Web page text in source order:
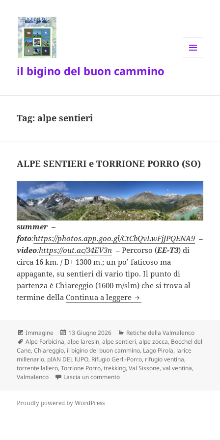
il bigino del buon cammino
Tag: alpe sentieri
ALPE SENTIERI e TORRIONE PORRO (SO)
summer–
foto:https://photos.app.goo.gl/CtCbQvLwFjJPQENA9 –
video:https://out.ac/34EV3n – Percorso (EE-T3) di
circa 16 km. / D+ 1300 m.; un po’ faticoso ma
appagante, su sentieri di vario tipo. Il punto di
partenza è Chiareggio (1600 m/slm) che si trova al
termine dellaContinua a leggere ALPE SENTIERI e
Formato
Immagine
Scritto
il
13 Giugno 2026 Categorie
Retiche della Valmalenco
Tag
Alpe Forbicina,alpe laresin,alpe sentieri,alpe zocca, Bocchel del
Cane,Chiareggio, il bigino del buon cammino, Lago Pirola, larice
millenario, pIAN DEL lUPO, Rifugio Gerli-Porro, rifugio ventina,
torrente lallero,Torrione Porro,trekking,Val Sissone,val ventina,
Valmalenco
Lascia un commentosu ALPE SENTIERI e TORRIONE
Proudly powered by WordPress